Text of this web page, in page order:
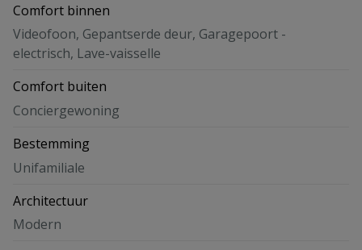
Comfort binnen
Videofoon, Gepantserde deur, Garagepoort -
electrisch, Lave-vaisselle
Comfort buiten
Conciergewoning
Bestemming
Unifamiliale
Architectuur
Modern